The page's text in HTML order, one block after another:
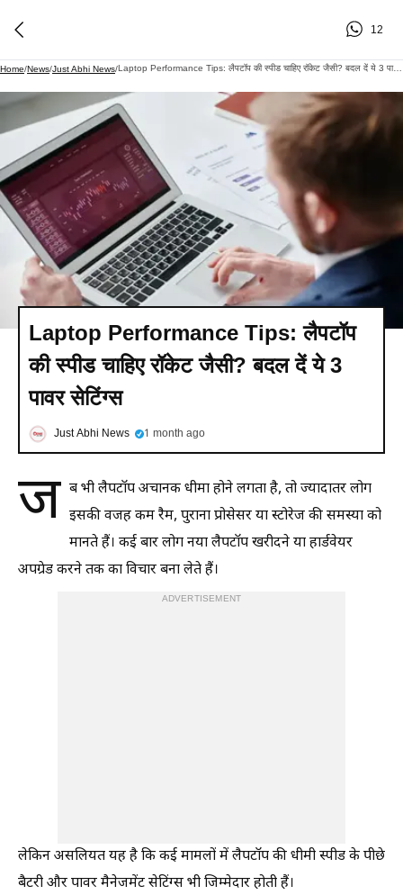
12
Home/News/Just Abhi News/ Laptop Performance Tips: लैपटॉप की स्पीड चाहिए रॉकेट जैसी? बदल दें ये 3 पावर सेटिंग्स​
Laptop Performance Tips: लैपटॉप
की स्पीड चाहिए रॉकेट जैसी? बदल दें ये 3
पावर सेटिंग्स​
Just Abhi News 1 month ago
ज ब भी लैपटॉप अचानक धीमा होने लगता है, तो ज्यादातर लोग
इसकी वजह कम रैम, पुराना प्रोसेसर या स्टोरेज की समस्या को
मानते हैं। कई बार लोग नया लैपटॉप खरीदने या हार्डवेयर
अपग्रेड करने तक का विचार बना लेते हैं।
ADVERTISEMENT
लेकिन असलियत यह है कि कई मामलों में लैपटॉप की धीमी स्पीड के पीछे
बैटरी और पावर मैनेजमेंट सेटिंग्स भी जिम्मेदार होती हैं।